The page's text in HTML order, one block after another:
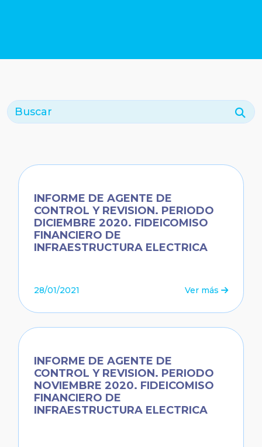
Buscar
INFORME DE AGENTE DE
CONTROL Y REVISION. PERIODO
DICIEMBRE 2020. FIDEICOMISO
FINANCIERO DE
INFRAESTRUCTURA ELECTRICA
28/01/2021 Ver más
INFORME DE AGENTE DE
CONTROL Y REVISION. PERIODO
NOVIEMBRE 2020. FIDEICOMISO
FINANCIERO DE
INFRAESTRUCTURA ELECTRICA